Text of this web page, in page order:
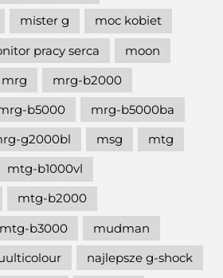
mister g
moc kobiet
pracy serca
moon
mrg
mrg-b2000
b5000
mrg-b5000ba
g2000bl msg
mtg
mtg-b1000vl
mtg-b2000
mtg-b3000
mudman
najlepsze g-shock